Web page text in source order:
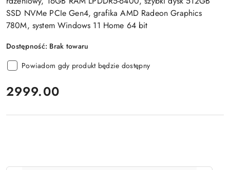
SSD NVMe PCIe Gen4, grafika AMD Radeon Graphics
780M, system Windows 11 Home 64 bit
Dostępność: Brak towaru
Powiadom gdy produkt będzie dostępny
cena:
2999.00